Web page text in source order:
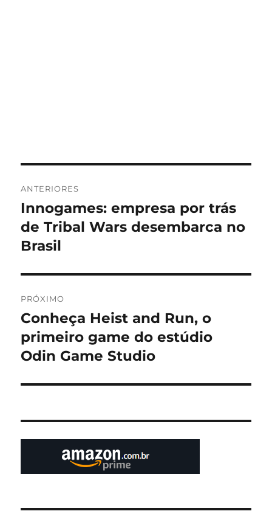
de
Post
ANTERIORES
Post
anterior:
Innogames: empresa por trás
de Tribal Wars desembarca no
Brasil
PRÓXIMO
Próximo
post:
Conheça Heist and Run, o
primeiro game do estúdio
Odin Game Studio